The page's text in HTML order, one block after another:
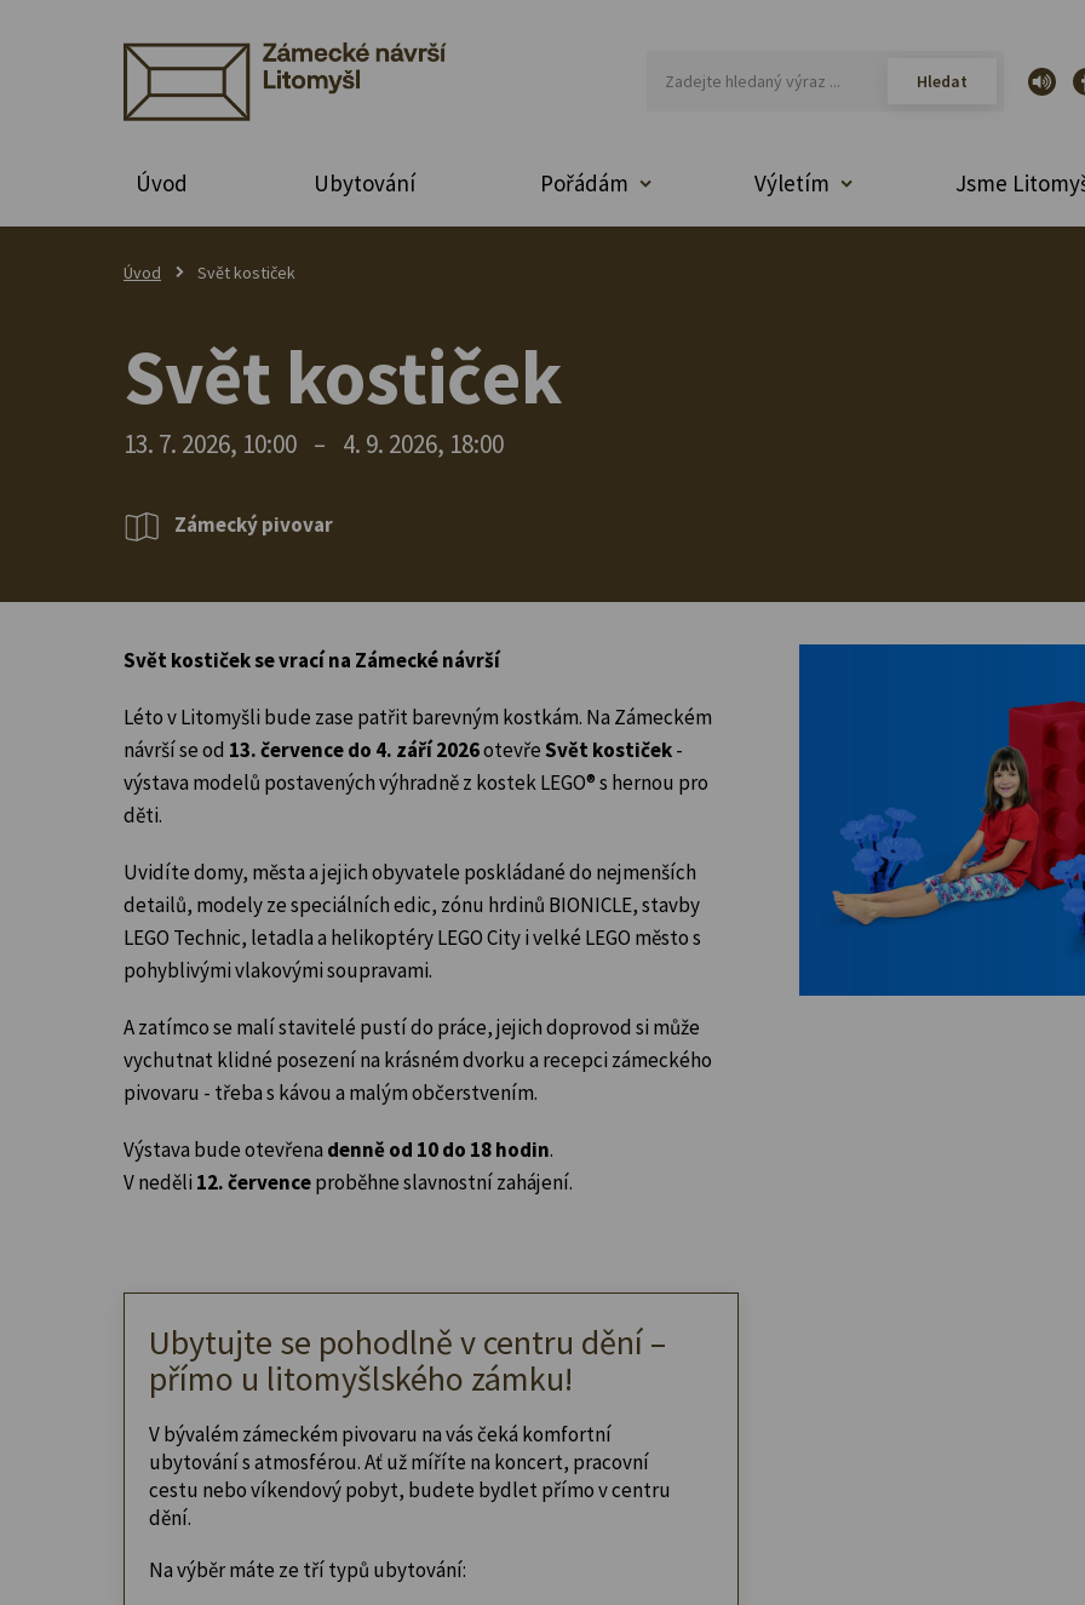
Úvod Ubytování Pořádám Výletím Jsme
Úvod Svět kostiček
Svět kostiček
13. 7. 2026, 10:00 – 4. 9. 2026, 18:00
Zámecký pivovar
Svět kostiček se vrací na Zámecké návrší
Léto v Litomyšli bude zase patřit barevným kostkám. Na Zámeckém
návrší se od 13. července do 4. září 2026otevřeSvět kostiček-
výstava modelů postavených výhradně z kostek LEGO® s hernou pro
děti.
Uvidíte domy, města a jejich obyvatele poskládané do nejmenších
detailů, modely ze speciálních edic, zónu hrdinů BIONICLE, stavby
LEGO Technic, letadla a helikoptéry LEGO City i velké LEGO město s
pohyblivými vlakovými soupravami.
A zatímco se malí stavitelé pustí do práce, jejich doprovod si může
vychutnat klidné posezení na krásném dvorku a recepci zámeckého
pivovaru - třeba s kávou a malým občerstvením.
Výstava bude otevřena denně od 10 do 18 hodin.
V neděli 12. červenceproběhne slavnostní zahájení.
Ubytujte se pohodlně v centru dění –
přímo u litomyšlského zámku!
V bývalém zámeckém pivovaru na vás čeká komfortní
ubytování s atmosférou. Ať už míříte na koncert, pracovní
cestu nebo víkendový pobyt, budete bydlet přímo v centru
dění.
Na výběr máte ze tří typů ubytování: